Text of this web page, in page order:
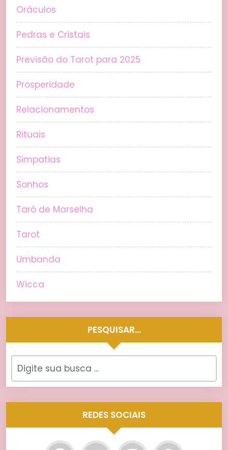
Oráculos
Pedras e Cristais
Previsão do Tarot para 2025
Prosperidade
Relacionamentos
Rituais
Simpatias
Sonhos
Tarô de Marselha
Tarot
Umbanda
Wicca
PESQUISAR…
REDES SOCIAIS